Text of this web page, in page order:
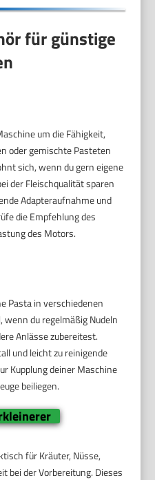
für günstige
um die Fähigkeit,
oder gemischte Pasteten
sich, wenn du gern eigene
der Fleischqualität sparen
Adapteraufnahme und
die Empfehlung des
des Motors.
Pasta in verschiedenen
du regelmäßig Nudeln
Anlässe zubereitest.
und leicht zu reinigende
Kupplung deiner Maschine
beiliegen.
für Kräuter, Nüsse,
bei der Vorbereitung. Dieses